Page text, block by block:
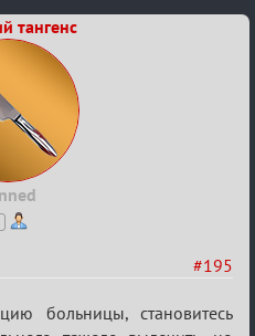
тангенс
#195
больницы, становитесь